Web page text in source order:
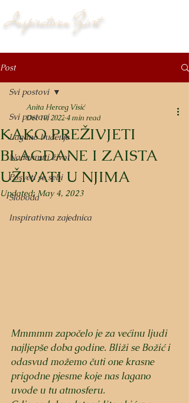
Inspirativan Život
Post
Svi postovi
Lagano buđenje
Nadahnuti život
Posveti se sebi
Sloboda
Inspirativna zajednica
Svi postovi
KAKO PREŽIVJETI
BLAGDANE I ZAISTA
UŽIVATI U NJIMA
Anita Herceg Visić
Dec 10, 2022 4 min read
Updated: May 4, 2023
Mmmmm započelo je za većinu ljudi
najljepše doba godine. Bliži se Božić i
odasvud možemo čuti one krasne
prigodne pjesme koje nas lagano
uvode u tu atmosferu.